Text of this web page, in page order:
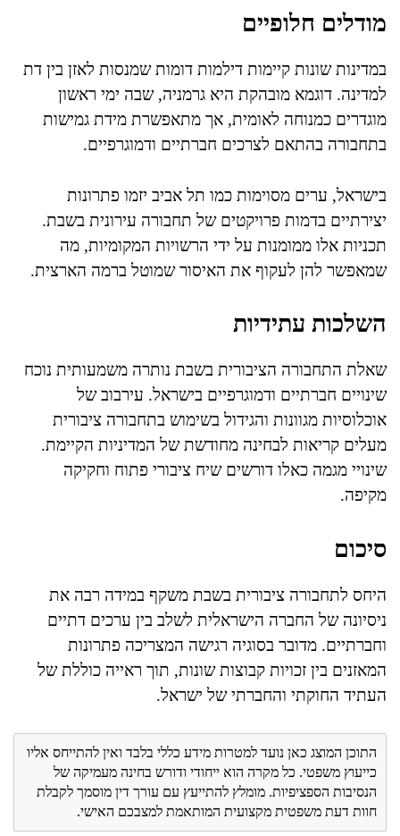
מודלים חלופיים
במדינות שונות קיימות דילמות דומות שמנסות לאזן בין דת
למדינה. דוגמא מובהקת היא גרמניה, שבה ימי ראשון
מוגדרים כמנוחה לאומית, אך מתאפשרת מידת גמישות
בתחבורה בהתאם לצרכים חברתיים ודמוגרפיים.
בישראל, ערים מסוימות כמו תל אביב יזמו פתרונות
יצירתיים בדמות פרויקטים של תחבורה עירונית בשבת.
תכניות אלו ממומנות על ידי הרשויות המקומיות, מה
שמאפשר להן לעקוף את האיסור שמוטל ברמה הארצית.
השלכות עתידיות
שאלת התחבורה הציבורית בשבת נותרה משמעותית נוכח
שינויים חברתיים ודמוגרפיים בישראל. עירבוב של
אוכלוסיות מגוונות והגידול בשימוש בתחבורה ציבורית
מעלים קריאות לבחינה מחודשת של המדיניות הקיימת.
שינויי מגמה כאלו דורשים שיח ציבורי פתוח וחקיקה
מקיפה.
סיכום
היחס לתחבורה ציבורית בשבת משקף במידה רבה את
ניסיונה של החברה הישראלית לשלב בין ערכים דתיים
וחברתיים. מדובר בסוגיה רגישה המצריכה פתרונות
המאזנים בין זכויות קבוצות שונות, תוך ראייה כוללת של
העתיד החוקתי והחברתי של ישראל.
התוכן המוצג כאן נועד למטרות מידע כללי בלבד ואין להתייחס אליו
כייעוץ משפטי. כל מקרה הוא ייחודי ודורש בחינה מעמיקה של
הנסיבות הספציפיות. מומלץ להתייעץ עם עורך דין מוסמך לקבלת
חוות דעת משפטית מקצועית המותאמת למצבכם האישי.